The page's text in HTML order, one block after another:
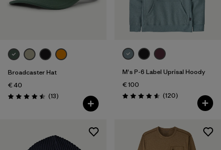
Broadcaster Hat
€ 40
Évaluation: 4.5 / 5
(13Avis
)
M's P-6 Label Uprisal Hoody
€ 100
Évaluation: 4.6 / 5
(120Avis
)